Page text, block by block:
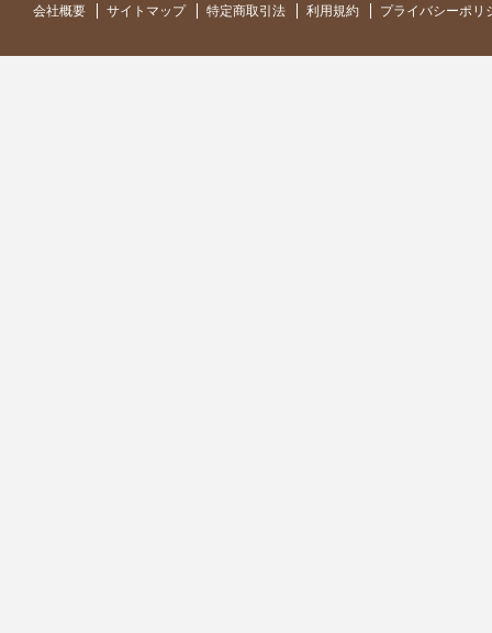
会社概要 サイトマップ 特定商取引法 利用規約 プライバシーポリ